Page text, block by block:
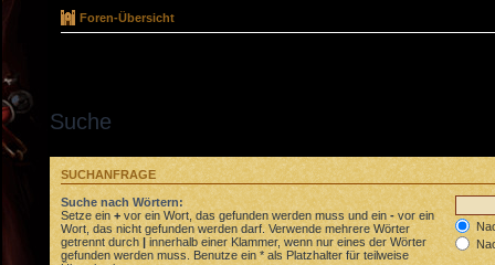
Foren-Übersicht
Suche
SUCHANFRAGE
Suche nach Wörtern:
Setze ein+ vor ein Wort, das gefunden werden muss und ein- vor ein
Wort, das nicht gefunden werden darf. Verwende mehrere Wörter
getrennt durch|innerhalb einer Klammer, wenn nur eines der Wörter
gefunden werden muss. Benutze ein * als Platzhalter für teilweise